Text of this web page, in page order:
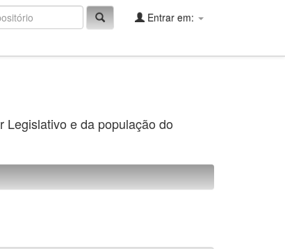
Entrar em:
Legislativo e da população do